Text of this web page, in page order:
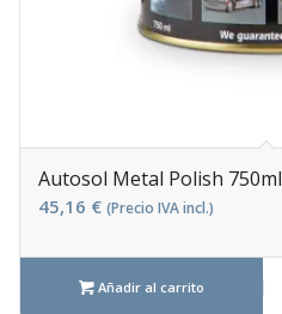
Autosol Metal Polish 750ml
45,16 € (Precio IVA incl.)
Añadir al carrito